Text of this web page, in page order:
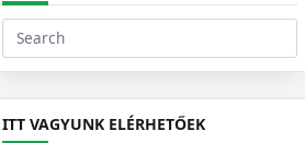
Search
for:
ITT VAGYUNK ELÉRHETŐEK